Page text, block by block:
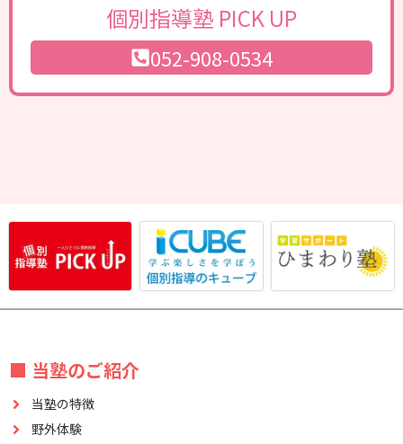
個別指導塾 PICK UP
052-908-0534
■ 当塾のご紹介
当塾の特徴
野外体験